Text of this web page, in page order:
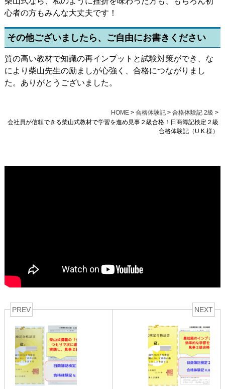
心者の方もみんな大丈夫です！
その他ございましたら、ご自由にお書きください
質の高い教材で知識の再インプットと試験対策ができ、な
により柴山先生の励ましが心強く、合格につながりまし
た。ありがとうございました。
HOME> 合格体験記> 合格体験記 2級 >
会社員が信頼できる柴山式教材で学習を進め見事２級合格！日商簿記検定２級
合格体験記（U.K.様）
PREV NEXT